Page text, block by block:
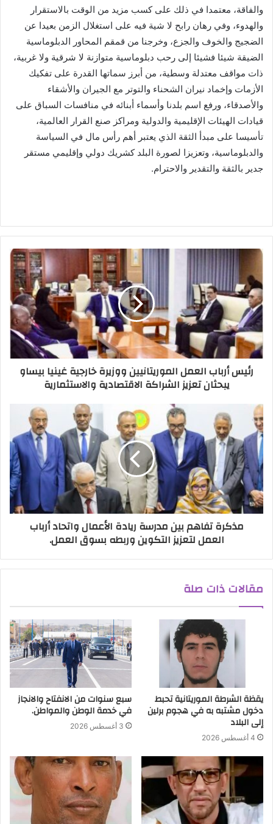
والفاقة، معتمدا في ذلك على كسب مزيد من الوقت بالاستقرار
والهدوء، وفي رهان رابح لا شية فيه على استغلال الزمن بعيدا عن
الضجيج والخوف والجزع، وخرجنا من قمقم المحاور الدبلوماسية
الضيقة شيئا فشيئا إلى رحب دبلوماسية متوازنة لا شرقية ولا غربية،
ذات مواقف معتدلة وسطية، من أبرز سماتها القدرة على تفكيك
الأزمات وإخماد نيران الشحناء والتوتر مع الجيران والأشقاء
والأصدقاء، ورفع اسم بلدنا وأسماء أبنائه في منافسات السباق على
قيادات الهيئات الإقليمية والدولية ومراكز صنع القرار العالمية،
تأسيسا على مبدأ الثقة الذي يعتبر أهم رأس مال في السياسة
والدبلوماسية، وتعزيزا لصورة البلد كشريك دولي وإقليمي مستقر
جدير بالثقة والتقدير والاحترام.
رئيس أرباب العمل الموريتانيين ووزيرة خارجية غينيا بيساو
يبحثان تعزيز الشراكة الاقتصادية والاستثمارية
مذكرة تفاهم بين مدرسة ريادة الأعمال واتحاد أرباب
العمل لتعزيز التكوين وربطه بسوق العمل.
مقالات ذات صلة
يقظة الشرطة الموريتانية تحبط
دخول مشتبه به في هجوم برلين
إلى البلاد
4 أغسطس 2026
سبع سنوات من الانفتاح والانجاز
في خدمة الوطن والمواطن.
3 أغسطس 2026